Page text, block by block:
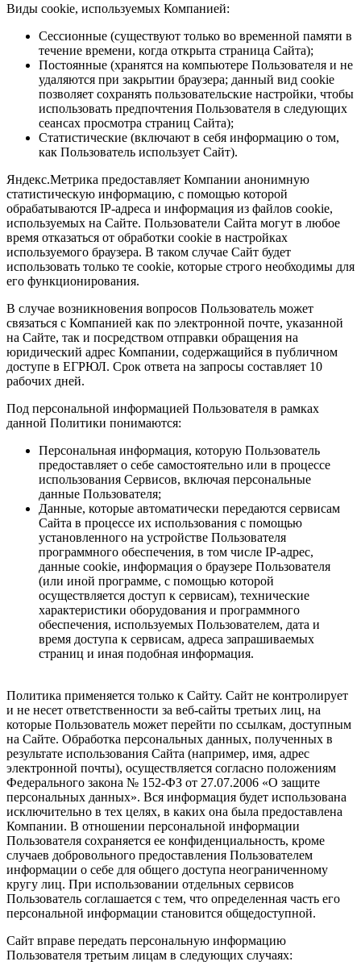
Виды cookie, используемых Компанией:
Сессионные (существуют только во временной памяти в
течение времени, когда открыта страница Сайта);
Постоянные (хранятся на компьютере Пользователя и не
удаляются при закрытии браузера; данный вид cookie
позволяет сохранять пользовательские настройки, чтобы
использовать предпочтения Пользователя в следующих
сеансах просмотра страниц Сайта);
Статистические (включают в себя информацию о том,
как Пользователь использует Сайт).
Яндекс.Метрика предоставляет Компании анонимную
статистическую информацию, с помощью которой
обрабатываются IP-адреса и информация из файлов cookie,
используемых на Сайте. Пользователи Сайта могут в любое
время отказаться от обработки cookie в настройках
используемого браузера. В таком случае Сайт будет
использовать только те cookie, которые строго необходимы для
его функционирования.
В случае возникновения вопросов Пользователь может
связаться с Компанией как по электронной почте, указанной
на Сайте, так и посредством отправки обращения на
юридический адрес Компании, содержащийся в публичном
доступе в ЕГРЮЛ. Срок ответа на запросы составляет 10
рабочих дней.
Под персональной информацией Пользователя в рамках
данной Политики понимаются:
Персональная информация, которую Пользователь
предоставляет о себе самостоятельно или в процессе
использования Сервисов, включая персональные
данные Пользователя;
Данные, которые автоматически передаются сервисам
Сайта в процессе их использования с помощью
установленного на устройстве Пользователя
программного обеспечения, в том числе IP-адрес,
данные cookie, информация о браузере Пользователя
(или иной программе, с помощью которой
осуществляется доступ к сервисам), технические
характеристики оборудования и программного
обеспечения, используемых Пользователем, дата и
время доступа к сервисам, адреса запрашиваемых
страниц и иная подобная информация.
Политика применяется только к Сайту. Сайт не контролирует
и не несет ответственности за веб-сайты третьих лиц, на
которые Пользователь может перейти по ссылкам, доступным
на Сайте. Обработка персональных данных, полученных в
результате использования Сайта (например, имя, адрес
электронной почты), осуществляется согласно положениям
Федерального закона № 152-ФЗ от 27.07.2006 «О защите
персональных данных». Вся информация будет использована
исключительно в тех целях, в каких она была предоставлена
Компании. В отношении персональной информации
Пользователя сохраняется ее конфиденциальность, кроме
случаев добровольного предоставления Пользователем
информации о себе для общего доступа неограниченному
кругу лиц. При использовании отдельных сервисов
Пользователь соглашается с тем, что определенная часть его
персональной информации становится общедоступной.
Сайт вправе передать персональную информацию
Пользователя третьим лицам в следующих случаях: